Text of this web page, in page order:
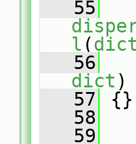
   55
l (
   56
dict )
   57
{}
   58
   59